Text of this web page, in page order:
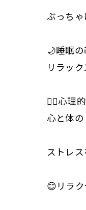
ぶっちゃ
🌙睡眠
リラッ
🧘‍♀️心理
心と体
ストレ
😊リラ